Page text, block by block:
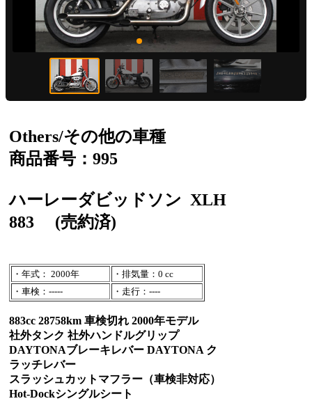
Others/その他の車種
商品番号：995
ハーレーダビッドソン XLH
883
(売約済)
・年式： 2000年
・排気量：0 cc
・車検：-----
・走行：----
883cc 28758km 車検切れ 2000年モデル
社外タンク 社外ハンドルグリップ
DAYTONAブレーキレバー DAYTONA ク
ラッチレバー
スラッシュカットマフラー（車検非対応）
Hot-Dockシングルシート